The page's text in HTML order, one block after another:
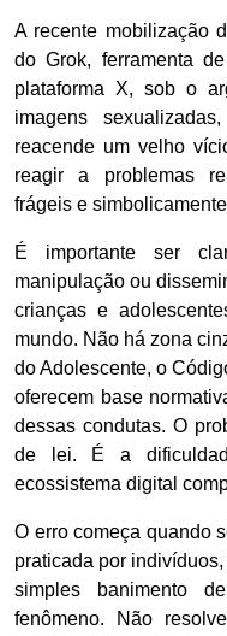
A recente mobilização
do Grok, ferramenta
plataforma X, sob o
imagens
reacende um velho
reagir a problemas
frágeis e
É importante ser
manipulação ou
crianças e
mundo. Não há zona
do Adolescente, o
oferecem base
dessas condutas. O
de lei. É a
ecossistema digital
O erro começa quando
praticada por
simples banimento
fenômeno. Não